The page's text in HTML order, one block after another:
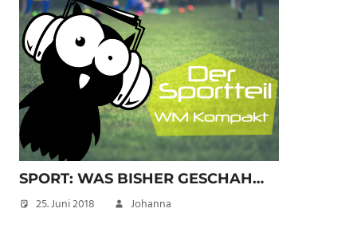
SPORT: WAS BISHER GESCHAH…
25. Juni 2018 Johanna